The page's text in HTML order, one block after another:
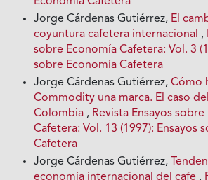
Jorge Cárdenas Gutiérrez, El
coyuntura cafetera internacional ,
sobre Economía Cafetera: Vol. 3
sobre Economía Cafetera
Jorge Cárdenas Gutiérrez,Cómo
Commodity una marca. El caso
Colombia , Revista Ensayos
Cafetera: Vol. 13 (1997): Ensayos
Cafetera
Jorge Cárdenas Gutiérrez,
economía internacional del cafe ,